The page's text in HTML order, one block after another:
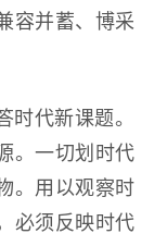
容并蓄、博采
时代新课题。
。一切划时代
。用以观察时
必须反映时代